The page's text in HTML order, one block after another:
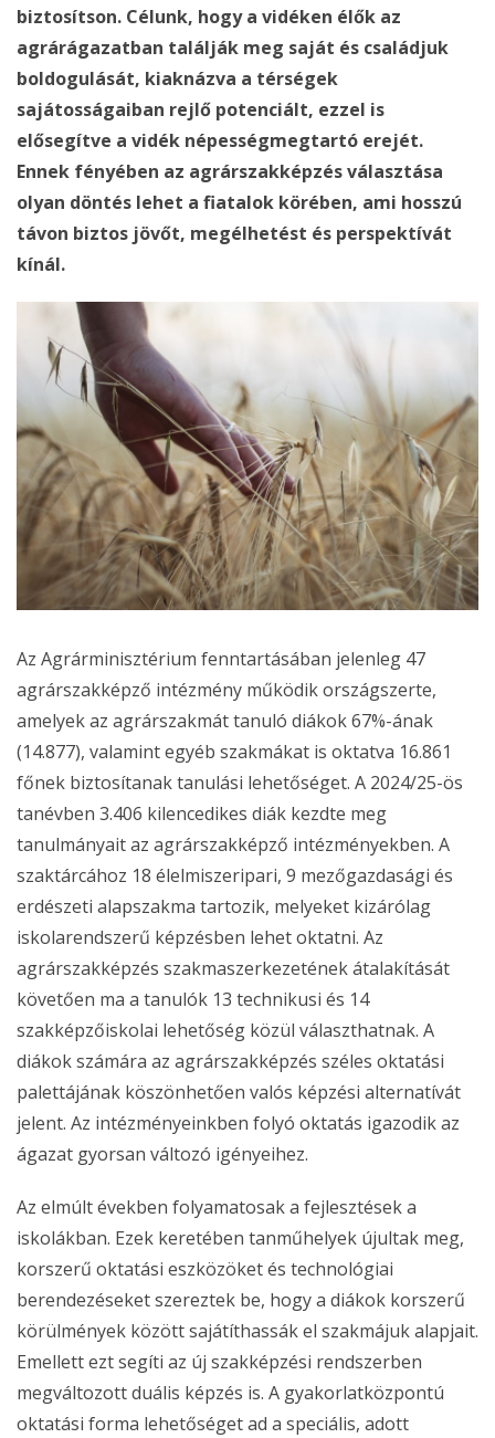
biztosítson. Célunk, hogy a vidéken élők az
agrárágazatban találják meg saját és családjuk
boldogulását, kiaknázva a térségek
sajátosságaiban rejlő potenciált, ezzel is
elősegítve a vidék népességmegtartó erejét.
Ennek fényében az agrárszakképzés választása
olyan döntés lehet a fiatalok körében, ami hosszú
távon biztos jövőt, megélhetést és perspektívát
kínál.
Az Agrárminisztérium fenntartásában jelenleg 47
agrárszakképző intézmény működik országszerte,
amelyek az agrárszakmát tanuló diákok 67%-ának
(14.877), valamint egyéb szakmákat is oktatva 16.861
főnek biztosítanak tanulási lehetőséget. A 2024/25-ös
tanévben 3.406 kilencedikes diák kezdte meg
tanulmányait az agrárszakképző intézményekben. A
szaktárcához 18 élelmiszeripari, 9 mezőgazdasági és
erdészeti alapszakma tartozik, melyeket kizárólag
iskolarendszerű képzésben lehet oktatni. Az
agrárszakképzés szakmaszerkezetének átalakítását
követően ma a tanulók 13 technikusi és 14
szakképzőiskolai lehetőség közül választhatnak. A
diákok számára az agrárszakképzés széles oktatási
palettájának köszönhetően valós képzési alternatívát
jelent. Az intézményeinkben folyó oktatás igazodik az
ágazat gyorsan változó igényeihez.
Az elmúlt években folyamatosak a fejlesztések a
iskolákban. Ezek keretében tanműhelyek újultak meg,
korszerű oktatási eszközöket és technológiai
berendezéseket szereztek be, hogy a diákok korszerű
körülmények között sajátíthassák el szakmájuk alapjait.
Emellett ezt segíti az új szakképzési rendszerben
megváltozott duális képzés is. A gyakorlatközpontú
oktatási forma lehetőséget ad a speciális, adott